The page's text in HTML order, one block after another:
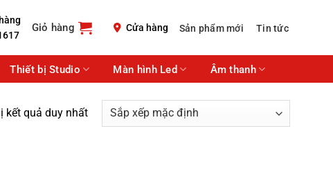
Giỏ hàng Cửa hàng Sản phẩm mới Tin tức
Thiết bị Studio Màn hình Led Âm thanh
kết quả duy nhất